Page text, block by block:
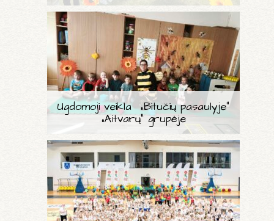
Ugdomoji veikla „Bitučių pasaulyje“
„Aitvarų“ grupėje